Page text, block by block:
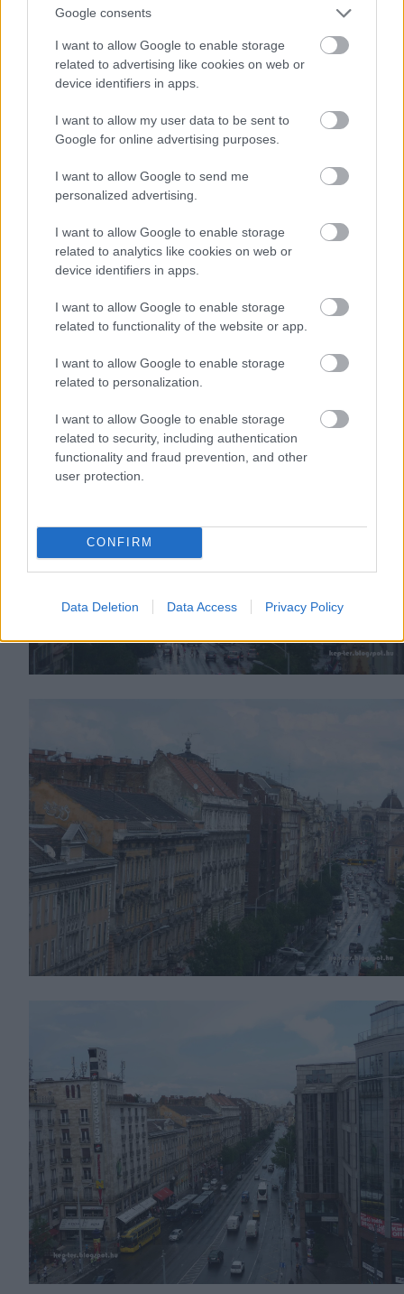
Google consents
I want to allow Google to enable storage
related to advertising like cookies on web or
device identifiers in apps.
I want to allow my user data to be sent to
Google for online advertising purposes.
I want to allow Google to send me
personalized advertising.
I want to allow Google to enable storage
related to analytics like cookies on web or
device identifiers in apps.
I want to allow Google to enable storage
related to functionality of the website or app.
I want to allow Google to enable storage
related to personalization.
I want to allow Google to enable storage
related to security, including authentication
functionality and fraud prevention, and other
user protection.
CONFIRM
Data Deletion Data Access Privacy Policy
Ignác vasöntödéjében készült oszlopait, eredeti
Az egyik kedvencem, a kanyar, a Keleti pu. épülete és
az arányok miatt: